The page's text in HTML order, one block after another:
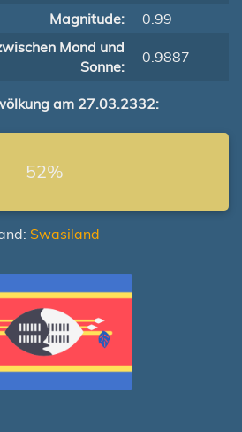
Magnitude:
0.99
Mond und
Sonne:
0.9887
am 27.03.2332:
52%
Swasiland